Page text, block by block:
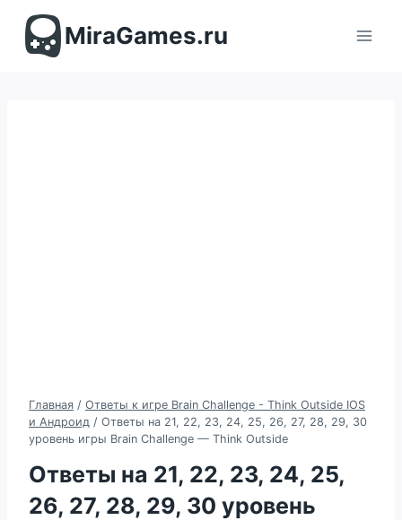
содержимомуMiraGames.ru
Главная / Ответы к игре Brain Challenge - Think Outside IOS
и Андроид / Ответы на 21, 22, 23, 24, 25, 26, 27, 28, 29, 30
уровень игры Brain Challenge — Think Outside
Ответы на 21, 22, 23, 24, 25,
26, 27, 28, 29, 30 уровень